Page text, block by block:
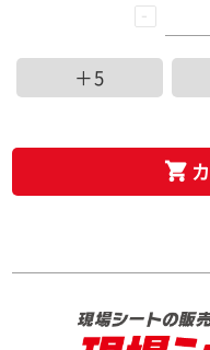
-
＋5